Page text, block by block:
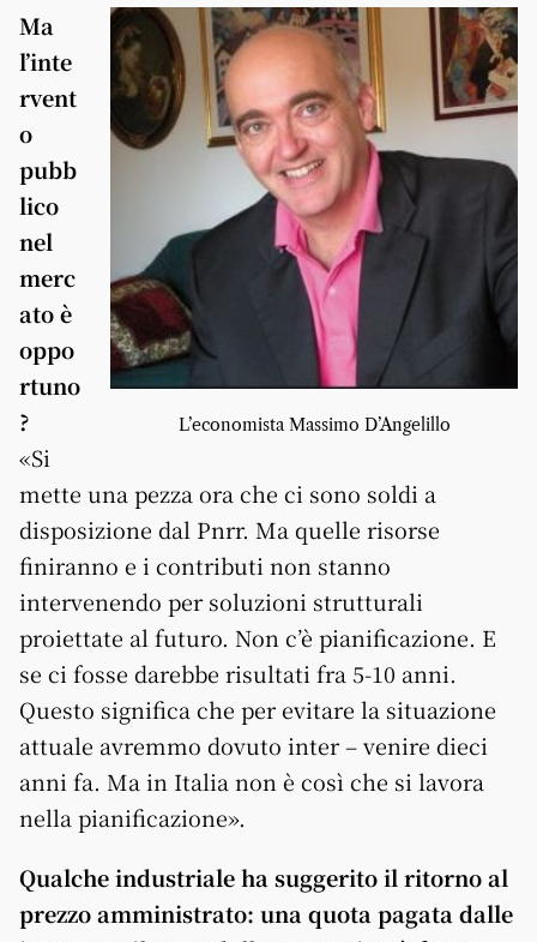
L’economista Massimo D’Angelillo
Ma
l’inte
rvent
o
pubb
lico
nel
merc
ato è
oppo
rtuno
?
«Si
mette una pezza ora che ci sono soldi a
disposizione dal Pnrr. Ma quelle risorse
finiranno e i contributi non stanno
intervenendo per soluzioni strutturali
proiettate al futuro. Non c’è pianificazione. E
se ci fosse darebbe risultati fra 5-10 anni.
Questo significa che per evitare la situazione
attuale avremmo dovuto inter – venire dieci
anni fa. Ma in Italia non è così che si lavora
nella pianificazione».
Qualche industriale ha suggerito il ritorno al
prezzo amministrato: una quota pagata dalle